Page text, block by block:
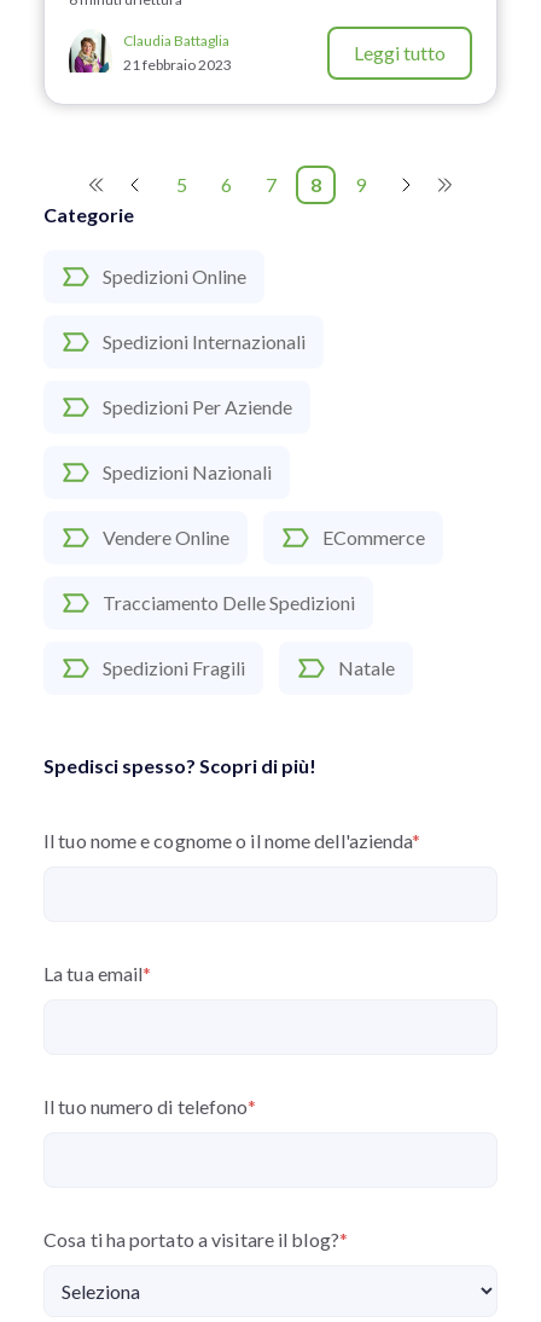
Categorie
Spedizioni Online
Spedizioni Internazionali
Spedizioni Per Aziende
Spedizioni Nazionali
Vendere Online ECommerce
Tracciamento Delle Spedizioni
Spedizioni Fragili Natale
Spedisci spesso? Scopri di più!
Il tuo nome e cognome o il nome dell'azienda*
La tua email*
Il tuo numero di telefono*
Cosa ti ha portato a visitare il blog?*
Claudia Battaglia
21 febbraio 2023
Leggi tutto
5 6 7 8 9